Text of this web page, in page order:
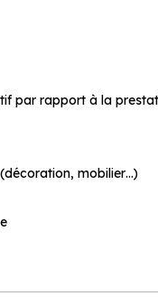
par rapport à la
mobilier…)